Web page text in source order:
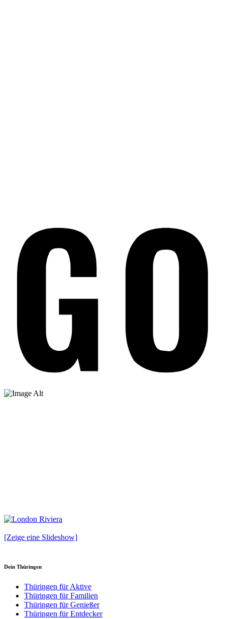
[Zeige eine Slideshow]
Dein Thüringen
Thüringen für Aktive
Thüringen für Familien
Thüringen für Genießer
Thüringen für Entdecker